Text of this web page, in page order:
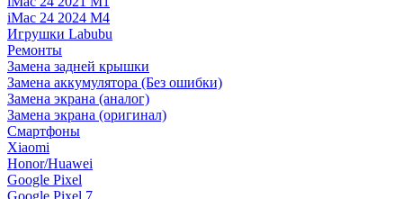
iMac 24 2024 M4
Игрушки Labubu
Ремонты
Замена задней крышки
Замена аккумулятора (Без ошибки)
Замена экрана (аналог)
Замена экрана (оригинал)
Смартфоны
Xiaomi
Honor/Huawei
Google Pixel
Google Pixel 7